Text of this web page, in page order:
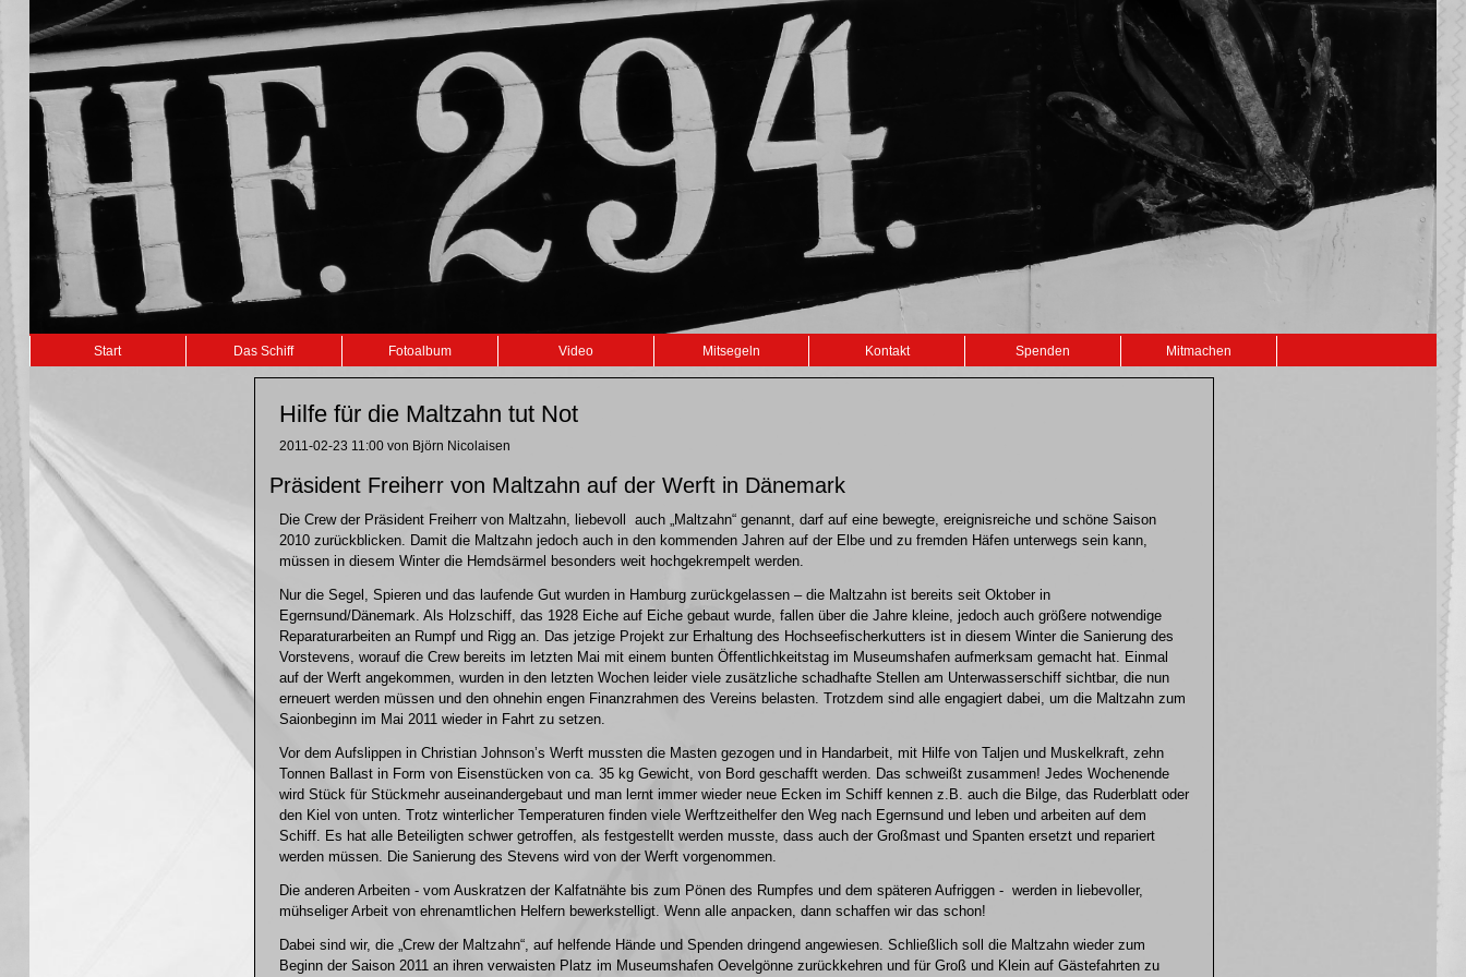
Navigation
überspringen
Start Das Schiff Fotoalbum Video Mitsegeln Kontakt Spenden Mitmachen
Hilfe für die Maltzahn tut Not
2011-02-23 11:00von Björn Nicolaisen
Präsident Freiherr von Maltzahn auf der Werft in Dänemark
Die Crew der Präsident Freiherr von Maltzahn, liebevoll auch „Maltzahn“ genannt, darf auf eine bewegte, ereignisreiche und schöne Saison
2010 zurückblicken. Damit die Maltzahn jedoch auch in den kommenden Jahren auf der Elbe und zu fremden Häfen unterwegs sein kann,
müssen in diesem Winter die Hemdsärmel besonders weit hochgekrempelt werden.
Nur die Segel, Spieren und das laufende Gut wurden in Hamburg zurückgelassen – die Maltzahn ist bereits seit Oktober in
Egernsund/Dänemark. Als Holzschiff, das 1928 Eiche auf Eiche gebaut wurde, fallen über die Jahre kleine, jedoch auch größere notwendige
Reparaturarbeiten an Rumpf und Rigg an. Das jetzige Projekt zur Erhaltung des Hochseefischerkutters ist in diesem Winter die Sanierung des
Vorstevens, worauf die Crew bereits im letzten Mai mit einem bunten Öffentlichkeitstag im Museumshafen aufmerksam gemacht hat. Einmal
auf der Werft angekommen, wurden in den letzten Wochen leider viele zusätzliche schadhafte Stellen am Unterwasserschiff sichtbar, die nun
erneuert werden müssen und den ohnehin engen Finanzrahmen des Vereins belasten. Trotzdem sind alle engagiert dabei, um die Maltzahn zum
Saionbeginn im Mai 2011 wieder in Fahrt zu setzen.
Vor dem Aufslippen in Christian Johnson’s Werft mussten die Masten gezogen und in Handarbeit, mit Hilfe von Taljen und Muskelkraft, zehn
Tonnen Ballast in Form von Eisenstücken von ca. 35 kg Gewicht, von Bord geschafft werden. Das schweißt zusammen! Jedes Wochenende
wird Stück für Stückmehr auseinandergebaut und man lernt immer wieder neue Ecken im Schiff kennen z.B. auch die Bilge, das Ruderblatt oder
den Kiel von unten. Trotz winterlicher Temperaturen finden viele Werftzeithelfer den Weg nach Egernsund und leben und arbeiten auf dem
Schiff. Es hat alle Beteiligten schwer getroffen, als festgestellt werden musste, dass auch der Großmast und Spanten ersetzt und repariert
werden müssen. Die Sanierung des Stevens wird von der Werft vorgenommen.
Die anderen Arbeiten - vom Auskratzen der Kalfatnähte bis zum Pönen des Rumpfes und dem späteren Aufriggen - werden in liebevoller,
mühseliger Arbeit von ehrenamtlichen Helfern bewerkstelligt. Wenn alle anpacken, dann schaffen wir das schon!
Dabei sind wir, die „Crew der Maltzahn“, auf helfende Hände und Spenden dringend angewiesen. Schließlich soll die Maltzahn wieder zum
Beginn der Saison 2011 an ihren verwaisten Platz im Museumshafen Oevelgönne zurückkehren und für Groß und Klein auf Gästefahrten zu